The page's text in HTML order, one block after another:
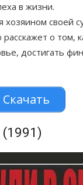
в жизни.
хозяином своей
о том,
достигать
Скачать